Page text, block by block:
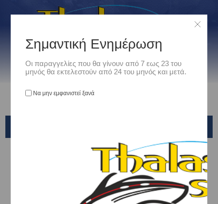
Είδη Camping - Outdoors Camping - Ορειβασια /
/ ΥΠΝΟΣΑΚΟΙ JR GEAR
Σημαντική Ενημέρωση
Οι παραγγελίες που θα γίνουν από 7 εως 23 του
μηνός θα εκτελεστούν από 24 του μηνός και μετά.
Να μην εμφανιστεί ξανά